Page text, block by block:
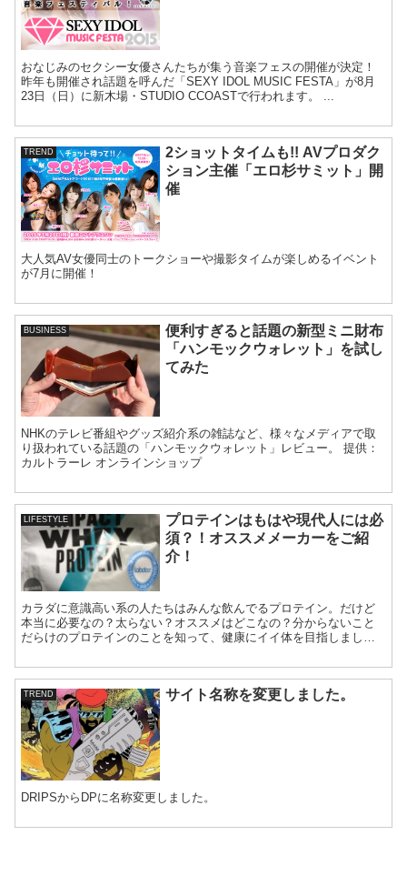
おなじみのセクシー女優さんたちが集う音楽フェスの開催が決定！
昨年も開催され話題を呼んだ「SEXY IDOL MUSIC FESTA」が8月
23日（日）に新木場・STUDIO CCOASTで行われます。 ...
TREND
2ショットタイムも!! AVプロダク
ション主催「エロ杉サミット」開
催
大人気AV女優同士のトークショーや撮影タイムが楽しめるイベント
が7月に開催！
BUSINESS
便利すぎると話題の新型ミニ財布
「ハンモックウォレット」を試し
てみた
NHKのテレビ番組やグッズ紹介系の雑誌など、様々なメディアで取
り扱われている話題の「ハンモックウォレット」レビュー。 提供：
カルトラーレ オンラインショップ
LIFESTYLE
プロテインはもはや現代人には必
須？！オススメメーカーをご紹
介！
カラダに意識高い系の人たちはみんな飲んでるプロテイン。だけど
本当に必要なの？太らない？オススメはどこなの？分からないこと
だらけのプロテインのことを知って、健康にイイ体を目指しましょ
TREND サイト名称を変更しました。
DRIPSからDPに名称変更しました。